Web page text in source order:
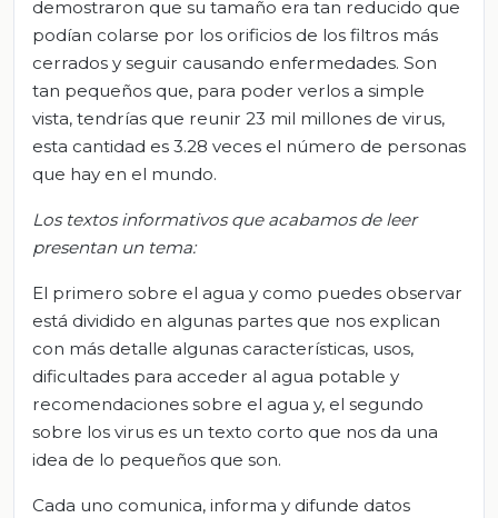
demostraron que su tamaño era tan reducido que
podían colarse por los orificios de los filtros más
cerrados y seguir causando enfermedades. Son
tan pequeños que, para poder verlos a simple
vista, tendrías que reunir 23 mil millones de virus,
esta cantidad es 3.28 veces el número de personas
que hay en el mundo.
Los textos informativos que acabamos de leer
presentan un tema:
El primero sobre el agua y como puedes observar
está dividido en algunas partes que nos explican
con más detalle algunas características, usos,
dificultades para acceder al agua potable y
recomendaciones sobre el agua y, el segundo
sobre los virus es un texto corto que nos da una
idea de lo pequeños que son.
Cada uno comunica, informa y difunde datos